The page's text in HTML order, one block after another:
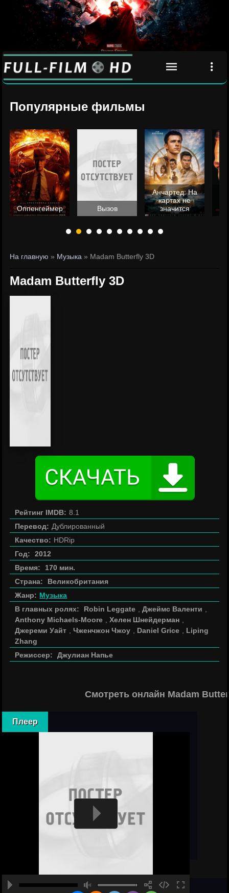
Популярные фильмы
Оппенгеймер Вызов
Анчартед: На
картах не
значится
На главную » Музыка » Madam Butterfly 3D
Madam Butterfly 3D
Рейтинг IMDB: 8.1
Перевод: Дублированный
Качество: HDRip
Год:
2012
Время:
170 мин.
Страна:
Великобритания
Жанр: Музыка
В главных ролях:
Robin Leggate ,Джеймс Валенти
Anthony Michaels-Moore
,Хелен Шнейдерман
Джереми Уайт
,Чженчжон Чжоу Daniel Grice
Liping
Zhang
Режиссер:
Джулиан Напье
Смотреть онлайн Madam
Плеер